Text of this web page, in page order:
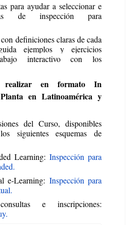
para ayudar a seleccionar e
de inspección para
definiciones claras de cada
ejemplos y ejercicios
interactivo con los
realizar en formato In
en Latinoamérica y
del Curso, disponibles
siguientes esquemas de
Learning: Inspección para
e-Learning: Inspección para
e inscripciones: